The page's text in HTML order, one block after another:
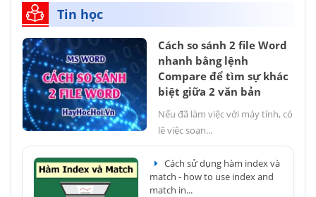
Tin học
Cách so sánh 2 file Word
nhanh bằng lệnh
Compare để tìm sự khác
biệt giữa 2 văn bản
Nếu đã làm việc với máy tính, có
lẽ việc soạn...
Cách sử dụng hàm index và
match - how to use index and
match in...